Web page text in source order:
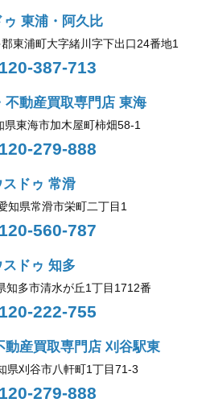
東浦・阿久比
東浦町大字緒川字下出口24番地1
387-713
不動産買取専門店 東海
東海市加木屋町柿畑58-1
279-888
スドゥ 常滑
県常滑市栄町二丁目1
560-787
スドゥ 知多
多市清水が丘1丁目1712番
222-755
動産買取専門店 刈谷駅東
刈谷市八軒町1丁目71-3
279-888